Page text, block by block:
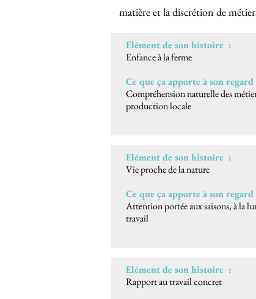
matière et la discrétion de
Elément de son histoire :
Enfance à la ferme
Ce que ça apporte à son
Compréhension naturelle des
production locale
Elément de son histoire :
Vie proche de la nature
Ce que ça apporte à son
Attention portée aux saisons, à la
travail
Elément de son histoire :
Rapport au travail concret